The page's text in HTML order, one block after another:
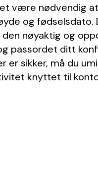
være nødvendig
og fødselsdato.
nøyaktig og
passordet ditt
er sikker, må du
knyttet til